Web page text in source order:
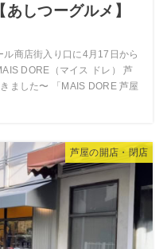
しつーグルメ】
商店街入り口に4月17日から
DORE（マイス ドレ） 芦
ました〜 「MAIS DORE 芦屋
芦屋の開店・閉店